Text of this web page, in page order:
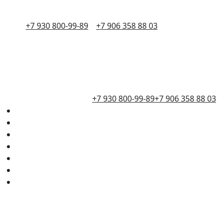
+7 930 800-99-89 +7 906 358 88 03
+7 930 800-99-89+7 906 358 88 03